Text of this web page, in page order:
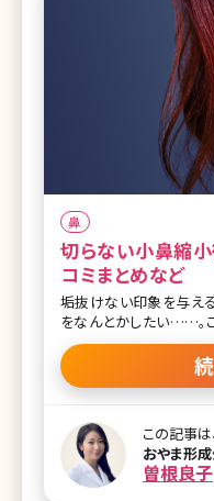
鼻
切らない小鼻縮
コミまとめなど
垢抜けない印象を与え
をなんとかしたい……。
多いのではないでしょ
せ方を変えることがほ
格的に鼻の印象を変え
けに、切開する手術は
目したのが「切らない小
い小鼻縮小について詳しくお話し
のワンポイント】日本
この記事は
おやま形
曽根良子